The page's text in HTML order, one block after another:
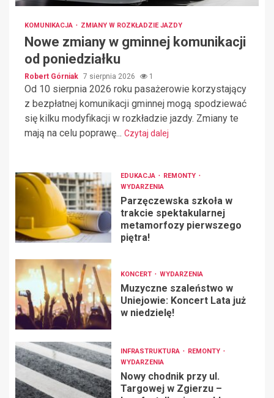
KOMUNIKACJA ZMIANY W ROZKŁADZIE JAZDY
Nowe zmiany w gminnej komunikacji
od poniedziałku
Robert Górniak 7 sierpnia 2026 1
Od 10 sierpnia 2026 roku pasażerowie korzystający
z bezpłatnej komunikacji gminnej mogą spodziewać
się kilku modyfikacji w rozkładzie jazdy. Zmiany te
mają na celu poprawę... Czytaj dalej
EDUKACJA
REMONTY
WYDARZENIA
Parzęczewska szkoła w
trakcie spektakularnej
metamorfozy pierwszego
piętra!
KONCERT WYDARZENIA
Muzyczne szaleństwo w
Uniejowie: Koncert Lata już
w niedzielę!
INFRASTRUKTURA
REMONTY
WYDARZENIA
Nowy chodnik przy ul.
Targowej w Zgierzu –